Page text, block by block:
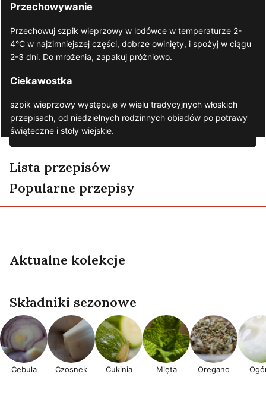
Przechowywanie
Przechowuj szpik wieprzowy w lodówce w temperaturze 2-
4°C w najzimniejszej części, dobrze owinięty, i spożyj w ciągu
2-3 dni. Do mrożenia, zapakuj próżniowo.
Ciekawostka
szpik wieprzowy występuje w wielu tradycyjnych włoskich
przepisach, od niedzielnych rodzinnych obiadów po potrawy
świąteczne i stoły wiejskie.
Lista przepisów
Popularne przepisy
Aktualne kolekcje
Lato
Składniki sezonowe
Cebula Czosnek Cukinia Mięta Oregano